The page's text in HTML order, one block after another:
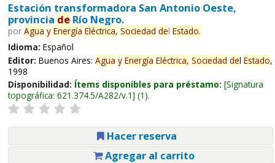
Estación transformadora San Antonio Oeste,
provincia deRío Negro.
por Agua y Energía Eléctrica, Sociedad del Estado.
Idioma: Español
Editor: Buenos Aires: Agua y Energía Eléctrica, Sociedad del Estado,
1998
Disponibilidad: Ítems disponibles para préstamo: Signatura
topográfica: 621.374.5/A282/v.1 (1).
Hacer reserva
Agregar al carrito